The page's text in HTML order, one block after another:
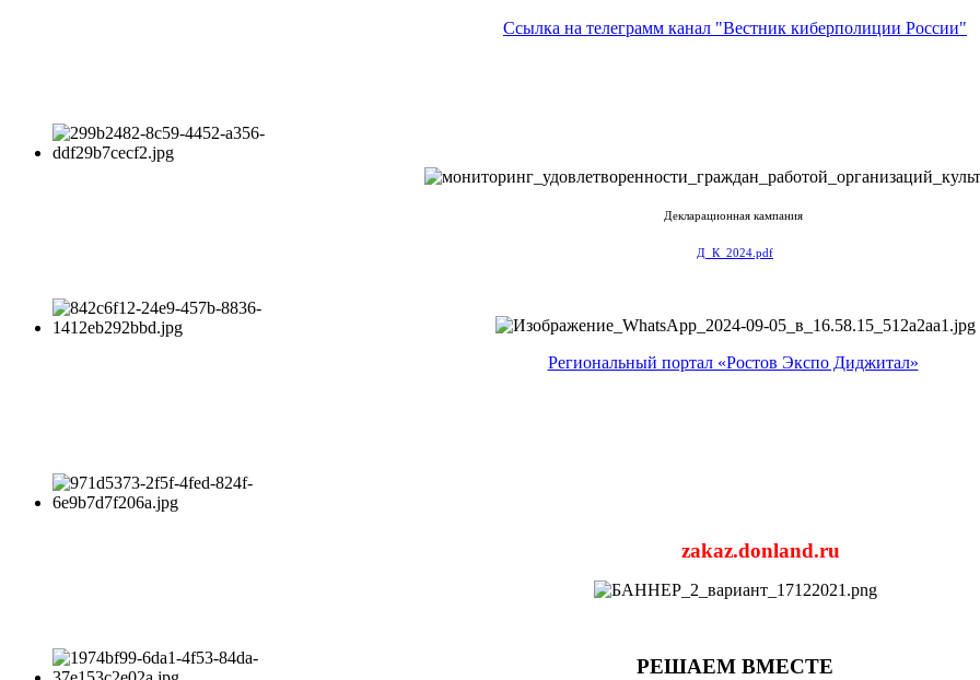
Ссылка на телеграмм канал "Вестник киберполиции России"
Декларационная кампания
Д_К_2024.pdf
Региональный портал «Ростов Экспо Диджитал»
zakaz.donland.ru
РЕШАЕМ ВМЕСТЕ